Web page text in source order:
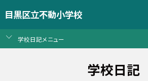
目黒区立不動小学校
学校日記メニュー
学校日記